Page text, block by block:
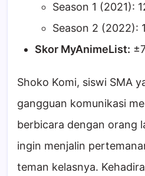
Season 1 (2021):
Season 2 (2022):
Skor MyAnimeList:
Shoko Komi, siswi SMA
gangguan komunikasi
berbicara dengan orang
ingin menjalin
teman kelasnya.